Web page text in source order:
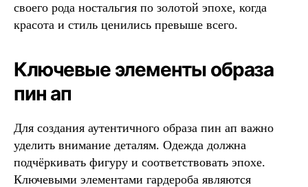
своего рода ностальгия по золотой эпохе, когда
красота и стиль ценились превыше всего.
Ключевые элементы образа
пин ап
Для создания аутентичного образа пин ап важно
уделить внимание деталям. Одежда должна
подчёркивать фигуру и соответствовать эпохе.
Ключевыми элементами гардероба являются